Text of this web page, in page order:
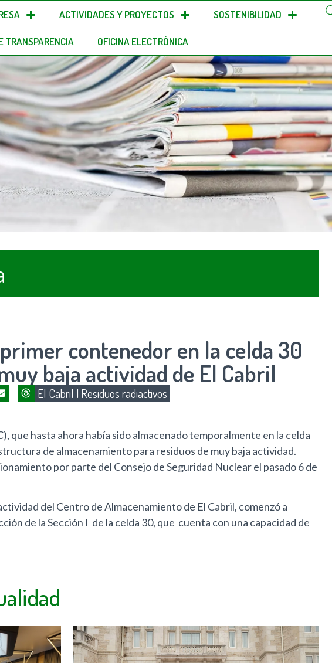
ACTIVIDADES Y PROYECTOS SOSTENIBILIDAD
TRANSPARENCIA OFICINA ELECTRÓNICA
contenedor en la celda 30
baja actividad de El Cabril
El Cabril | Residuos radiactivos
hasta ahora había sido almacenado temporalmente en la celda
de almacenamiento para residuos de muy baja actividad.
por parte del Consejo de Seguridad Nuclear el pasado 6 de
del Centro de Almacenamiento de El Cabril, comenzó a
de la Sección I de la celda 30, que cuenta con una capacidad de